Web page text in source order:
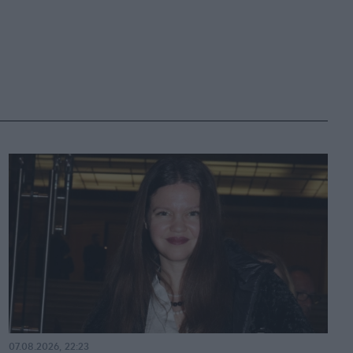
07.08.2026, 22:23